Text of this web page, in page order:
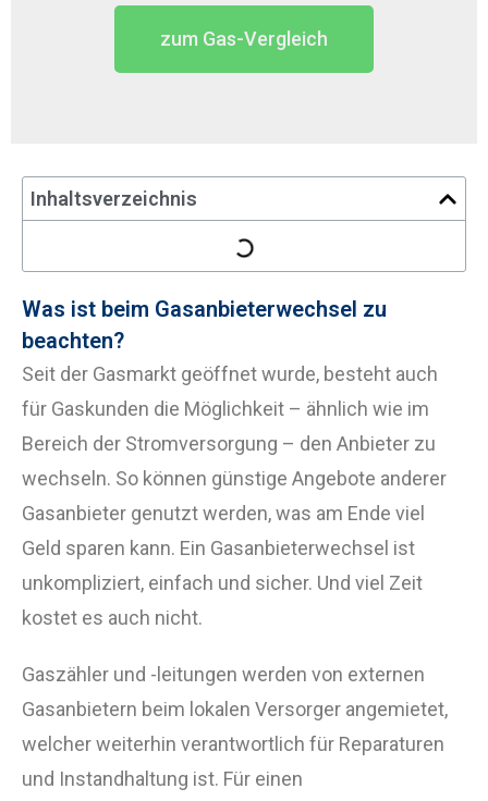
zum Gas-Vergleich
Inhaltsverzeichnis
Was ist beim Gasanbieterwechsel zu
beachten?
Seit der Gasmarkt geöffnet wurde, besteht auch
für Gaskunden die Möglichkeit – ähnlich wie im
Bereich der Stromversorgung – den Anbieter zu
wechseln. So können günstige Angebote anderer
Gasanbieter genutzt werden, was am Ende viel
Geld sparen kann. Ein Gasanbieterwechsel ist
unkompliziert, einfach und sicher. Und viel Zeit
kostet es auch nicht.
Gaszähler und -leitungen werden von externen
Gasanbietern beim lokalen Versorger angemietet,
welcher weiterhin verantwortlich für Reparaturen
und Instandhaltung ist. Für einen